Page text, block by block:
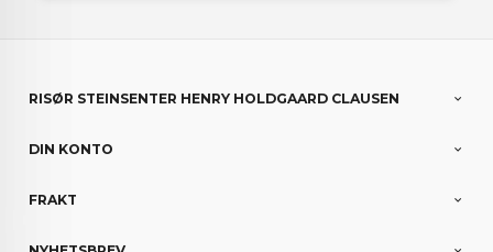
RISØR STEINSENTER HENRY HOLDGAARD CLAUSEN
DIN KONTO
FRAKT